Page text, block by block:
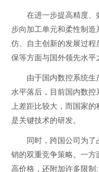
在进一步提高精度、
步向加工单元和柔性制
仿、自主创新的发展过
保等方面与国外领先水平
由于国内数控系统生
水平落后，目前国内数
上差距比较大，而国家
是关键技术的研发。
同时，跨国公司为了
销的双重竞争策略。一
高价格，还附加许多限